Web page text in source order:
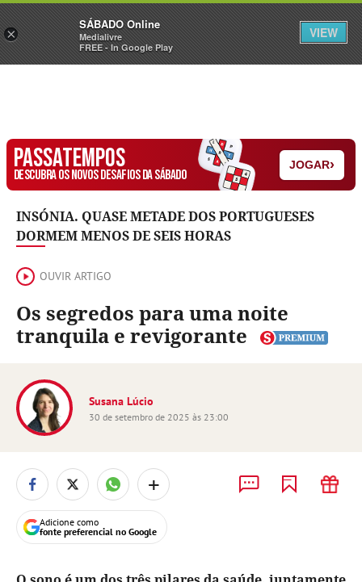
Sábado Assine Iniciar Sessão
PASSATEMPOS
DESCUBRA OS NOVOS DESAFIOS DA SÁBADO
JOGAR›
INSÓNIA. QUASE METADE DOS PORTUGUESES
DORMEM MENOS DE SEIS HORAS
OUVIR ARTIGO
Os segredos para uma noite
tranquila e revigorante
Susana Lúcio
30 de setembro de 2025 às 23:00
+
Adicione como
fonte preferencial no Google
×
SÁBADO Online
Medialivre
FREE - In Google Play
VIEW